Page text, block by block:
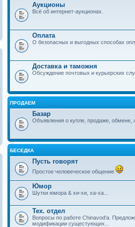
Аукционы
Всё об интернет-аукционах.
Оплата
О безопасных и выгодных способах
Доставка и таможня
Обсуждение почтовых и курьерских
ПРОДАЕМ
Базар
Объявления о купле, продаже, обмене,
БЕСЕДКА
Пусть говорят
Простое человеческое общение
Юмор
Шутки юмора & хи-хи, ха-ха...
Тех. отдел
Вопросы по работе Chinavod'а.
модификации сущестующих...